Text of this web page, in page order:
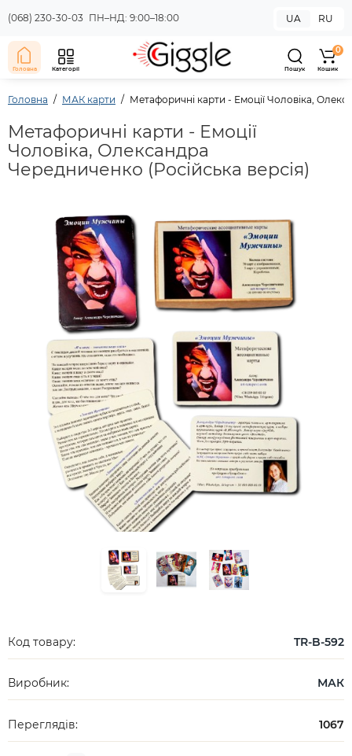
(068) 230-30-03 ПН–НД: 9:00–18:00 UA RU
Головна Категорії Пошук
0
Кошик
Головна МАК карти Метафоричні карти - Емоції Чоловіка,
Метафоричні карти - Емоції
Чоловіка, Олександра
Чередниченко (Російська версія)
Код товару: TR-B-592
Виробник: МАК
Переглядів: 1067